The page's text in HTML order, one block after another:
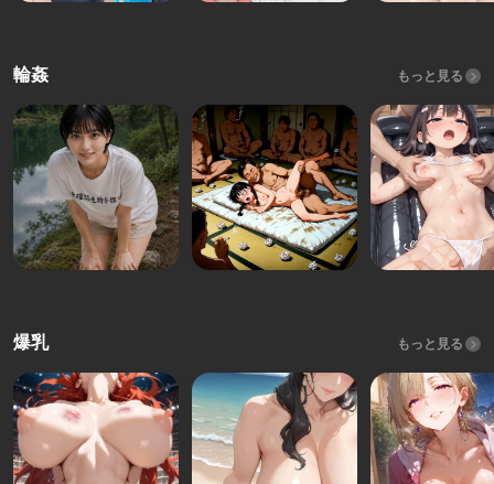
輪姦 もっと見る
爆乳 もっと見る